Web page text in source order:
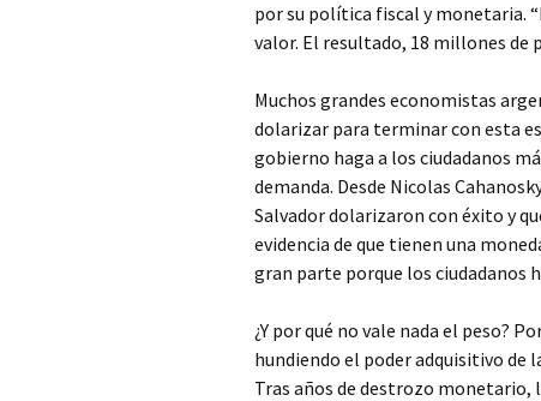
por su política fiscal y monetaria.
valor. El resultado, 18 millones de
Muchos grandes economistas
dolarizar para terminar con esta
gobierno haga a los ciudadanos
demanda. Desde Nicolas
Salvador dolarizaron con éxito y
evidencia de que tienen una
gran parte porque los ciudadanos
¿Y por qué no vale nada el peso?
hundiendo el poder adquisitivo de
Tras años de destrozo monetario,